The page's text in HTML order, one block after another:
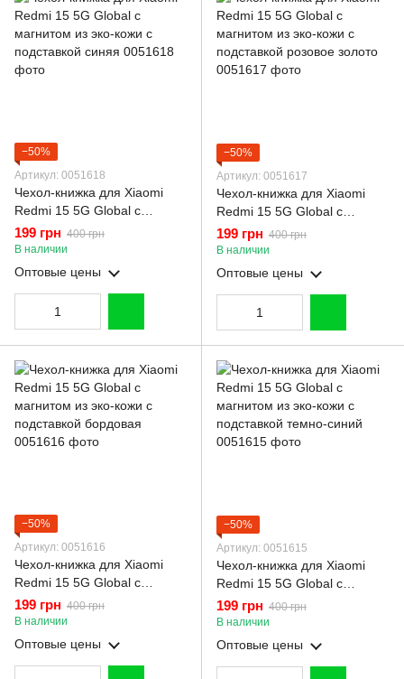
−50%
Артикул: 0051618
Чехол-книжка для Xiaomi
Redmi 15 5G Global с
магнитом из эко-кожи с
подставкой синяя
199 грн 400 грн
В наличии
Оптовые цены
−50%
Артикул: 0051617
Чехол-книжка для Xiaomi
Redmi 15 5G Global с
магнитом из эко-кожи с
подставкой розовое золото
199 грн 400 грн
В наличии
Оптовые цены
−50%
Артикул: 0051616
Чехол-книжка для Xiaomi
Redmi 15 5G Global с
магнитом из эко-кожи с
подставкой бордовая
199 грн 400 грн
В наличии
Оптовые цены
−50%
Артикул: 0051615
Чехол-книжка для Xiaomi
Redmi 15 5G Global с
магнитом из эко-кожи с
подставкой темно-синий
199 грн 400 грн
В наличии
Оптовые цены